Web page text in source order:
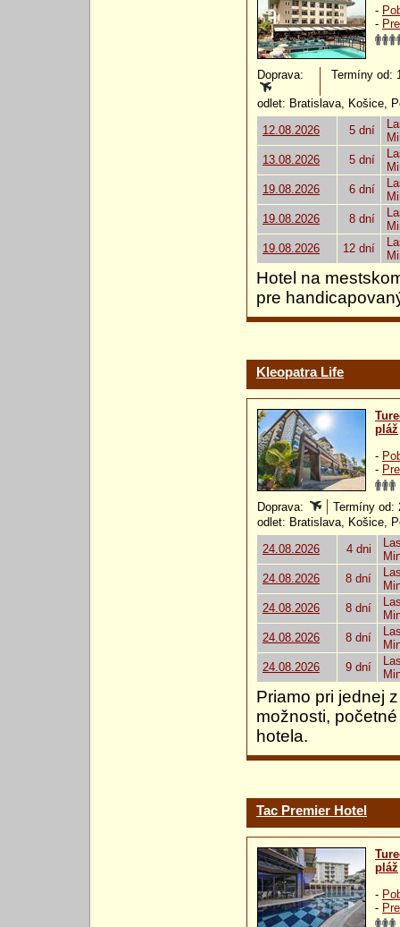
-
-
Doprava: Termíny od:
odlet: Bratislava, Košice,
12.08.2026
5 dní
13.08.2026
5 dní
19.08.2026
6 dní
19.08.2026
8 dní
19.08.2026
12 dní
Hotel na
pre
Kleopatra Life
pláž
-
-
Doprava:
Termíny od:
odlet: Bratislava, Košice,
24.08.2026
4 dni
24.08.2026
8 dní
24.08.2026
8 dní
24.08.2026
8 dní
24.08.2026
9 dní
Priamo pri jednej
možnosti,
hotela.
Tac Premier Hotel
pláž
-
-